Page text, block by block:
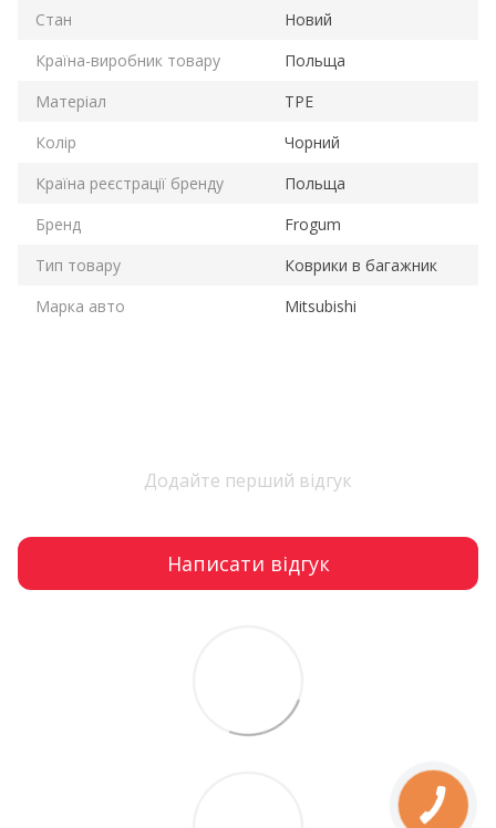
Стан
Новий
Країна-виробник товару
Польща
Матеріал
TPE
Колір
Чорний
Країна реєстрації бренду
Польща
Бренд
Frogum
Тип товару
Коврики в багажник
Марка авто
Mitsubishi
Додайте перший відгук
Написати відгук